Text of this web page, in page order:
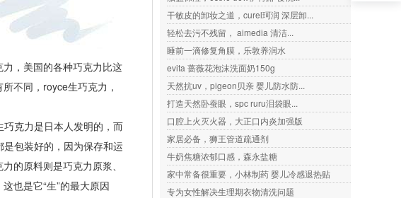
，美国的各种巧克力比这
不同，royce生巧克力，
克力是日本人发明的，而
包装好的，因为保存和运
的原料则是巧克力原浆、
也是它“生”的最大原因
干敏皮的卸妆之道，curel珂润 深层卸...
轻松去污不残留， aimedia 清洁...
睡前一滴修复角膜，乐敦养润水
evita 蔷薇花泡沫洗面奶150g
天然抗uv，pigeon贝亲 婴儿防水防...
打造天然卧蚕眼，spc ruru泪袋眼...
口腔上火灭火器，大正口内炎加强版
家居必备，狮王管道疏通剂
牛奶焦糖浓郁口感，森永盐糖
家中常备很重要，小林制药 婴儿冷感退热贴
专为女性解决生理期衣物清洗问题